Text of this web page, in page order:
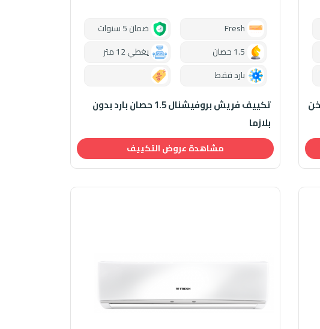
بارد فقط
ضمان 5 سنوات
يغطي 12 متر
تكييف فريش بروفيشنال 1.5 حصان بارد بدون
بلازما
مشاهدة عروض التكييف